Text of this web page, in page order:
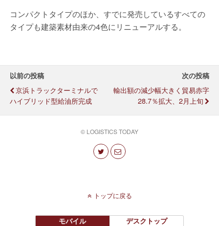
コンパクトタイプのほか、すでに発売しているすべての
タイプも建築素材由来の4色にリニューアルする。
以前の投稿
京浜トラックターミナルで
ハイブリッド型給油所完成
次の投稿
輸出額の減少幅大きく貿易赤字
28.7％拡大、2月上旬
© LOGISTICS TODAY
トップに戻る
モバイル デスクトップ